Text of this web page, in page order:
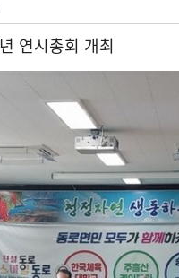
년 연시총회 개최